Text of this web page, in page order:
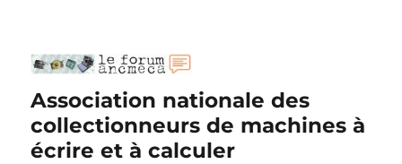
Association nationale des
collectionneurs de machines à
écrire et à calculer